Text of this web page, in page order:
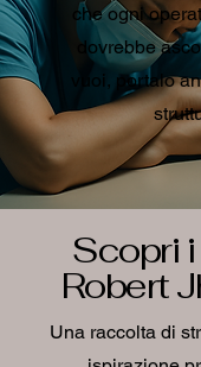
che ogni
dovrebbe
vuoi, portalo
Scopri
Robert
Una raccolta di